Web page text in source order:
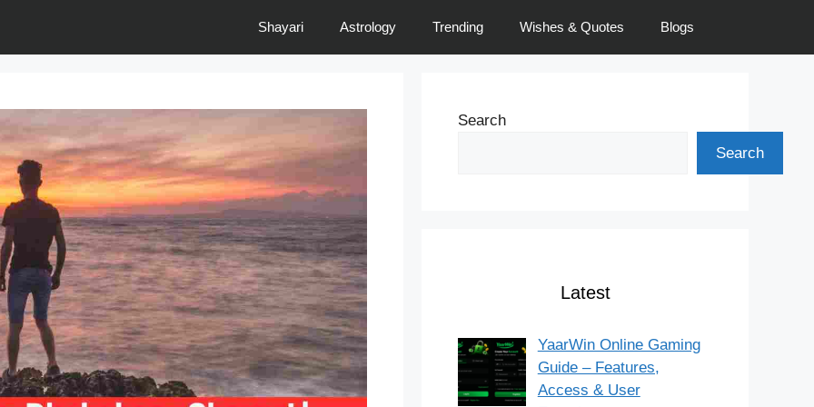
Shayari Astrology Trending Wishes & Quotes Blogs
Search
Search
Latest
YaarWin Online Gaming
Guide – Features,
Access & User